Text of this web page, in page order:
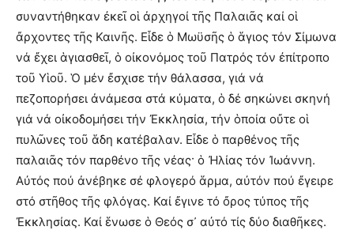
συναντήθηκαν ἐκεῖ οἱ ἀρχηγοί τῆς Παλαιᾶς καί οἱ
ἄρχοντες τῆς Καινῆς. Εἶδε ὁ Μωϋσῆς ὁ ἅγιος τόν Σίμωνα
νά ἔχει ἁγιασθεῖ, ὁ οἰκονόμος τοῦ Πατρός τόν ἐπίτροπο
τοῦ Υἱοῦ. Ὁ μέν ἔσχισε τήν θάλασσα, γιά νά
πεζοπορήσει ἀνάμεσα στά κύματα, ὁ δέ σηκώνει σκηνή
γιά νά οἰκοδομήσει τήν Ἐκκλησία, τήν ὁποία οὔτε οἱ
πυλῶνες τοῦ ἅδη κατέβαλαν. Εἶδε ὁ παρθένος τῆς
παλαιᾶς τόν παρθένο τῆς νέας· ὁ Ἠλίας τόν Ἰωάννη.
Αὐτός πού ἀνέβηκε σέ φλογερό ἅρμα, αὐτόν πού ἔγειρε
στό στῆθος τῆς φλόγας. Καί ἔγινε τό ὄρος τύπος τῆς
Ἐκκλησίας. Καί ἕνωσε ὁ Θεός σ᾽ αὐτό τίς δύο διαθῆκες.